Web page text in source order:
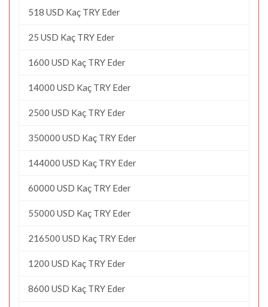
518 USD Kaç TRY Eder
25 USD Kaç TRY Eder
1600 USD Kaç TRY Eder
14000 USD Kaç TRY Eder
2500 USD Kaç TRY Eder
350000 USD Kaç TRY Eder
144000 USD Kaç TRY Eder
60000 USD Kaç TRY Eder
55000 USD Kaç TRY Eder
216500 USD Kaç TRY Eder
1200 USD Kaç TRY Eder
8600 USD Kaç TRY Eder